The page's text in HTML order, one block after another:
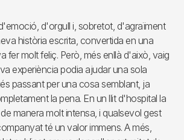
d'orgull i, sobretot, d'agraïment
història escrita, convertida en una
fer molt feliç. Però, més enllà d'això, vaig
experiència podia ajudar una sola
passant per una cosa semblant, ja
la pena. En un llit d'hospital la
manera molt intensa, i qualsevol gest
té un valor immens. A més,